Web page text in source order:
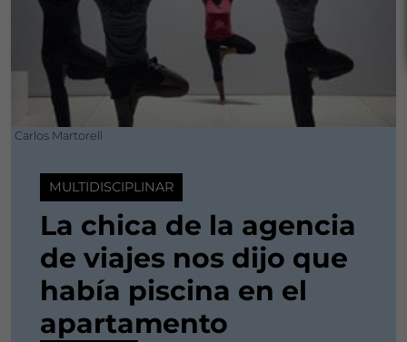
Carlos Martorell
MULTIDISCIPLINAR
La chica de la agencia
de viajes nos dijo que
había piscina en el
apartamento